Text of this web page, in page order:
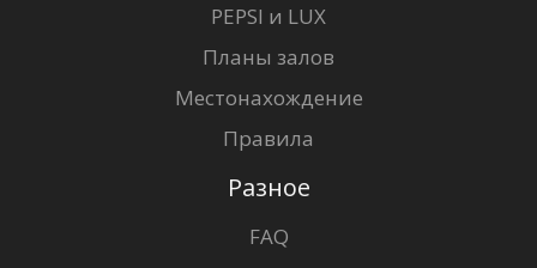
PEPSI и LUX
Планы залов
Местонахождение
Правила
Разное
FAQ